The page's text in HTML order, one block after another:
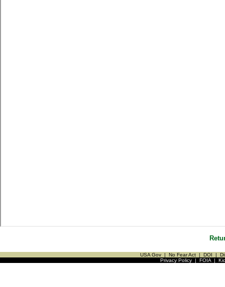
USA Gov | No Fear Act | DOI |
Privacy Policy| FOIA|